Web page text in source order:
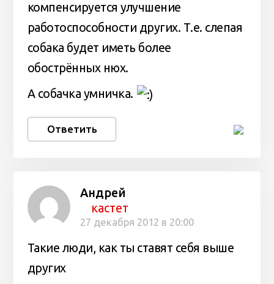
компенсируется улучшение
работоспособности других. Т.е. слепая
собака будет иметь более
обострённых нюх.
А собачка умничка.
Ответить
Андрей
кастет
27 декабря 2012 в 20:00
Такие люди, как ты ставят себя выше
других